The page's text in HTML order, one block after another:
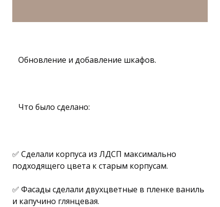
⠀Обновление и добавление шкафов.
⠀Что было сделано:
✅ Сделали корпуса из ЛДСП максимально
подходящего цвета к старым корпусам.⠀
✅ Фасады сделали двухцветные в пленке ваниль
и капучино глянцевая.